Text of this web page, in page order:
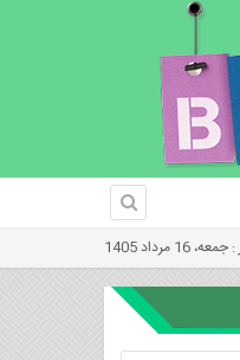
16 مرداد 1405